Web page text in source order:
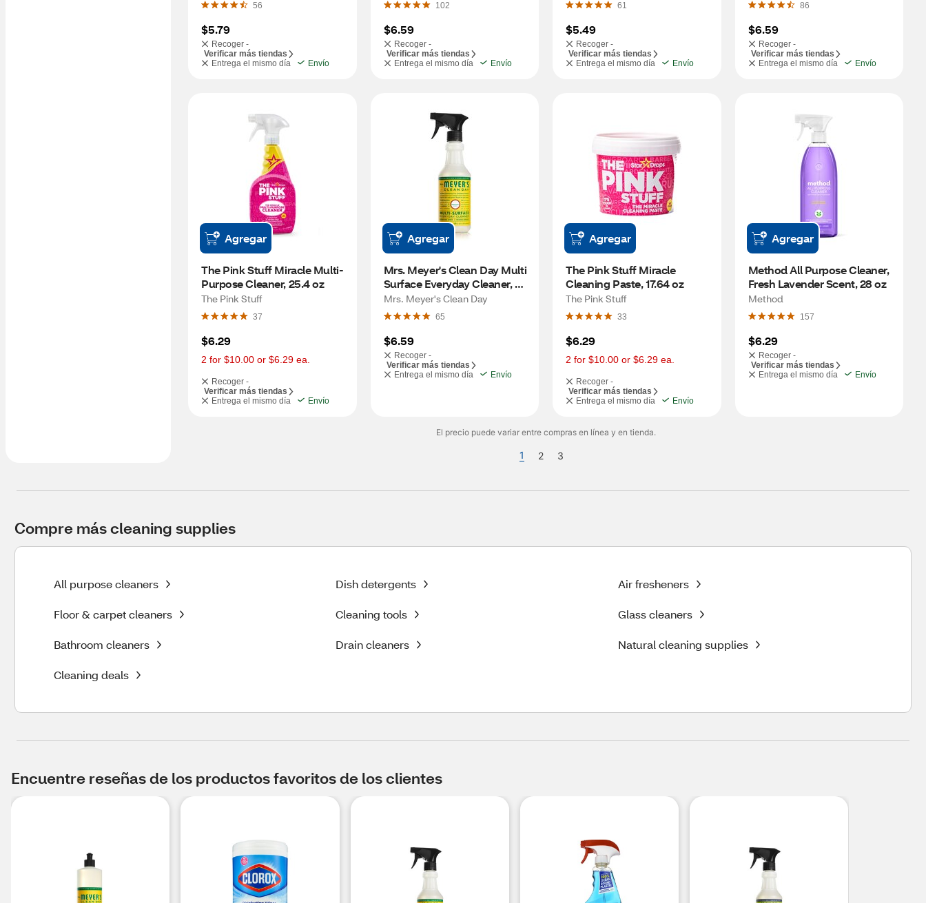
56
$5.79
Recoger -
Verificar más tiendas
Entrega el mismo día
Envío
102
$6.59
Recoger -
Verificar más tiendas
Entrega el mismo día
Envío
61
$5.49
Recoger -
Verificar más tiendas
Entrega el mismo día
Envío
86
$6.59
Recoger -
Verificar más tiendas
Entrega el mismo día
Envío
Agregar
The Pink Stuff Miracle Multi-
Purpose Cleaner, 25.4 oz
The Pink Stuff
37
$6.29
2 for $10.00 or $6.29 ea.
Recoger -
Verificar más tiendas
Entrega el mismo día
Envío
Agregar
Mrs. Meyer's Clean Day Multi
Surface Everyday Cleaner,
Honeysuckle Scent, 16 oz
Mrs. Meyer's Clean Day
65
$6.59
Recoger -
Verificar más tiendas
Entrega el mismo día
Envío
Agregar
The Pink Stuff Miracle
Cleaning Paste, 17.64 oz
The Pink Stuff
33
$6.29
2 for $10.00 or $6.29 ea.
Recoger -
Verificar más tiendas
Entrega el mismo día
Envío
Agregar
Method All Purpose Cleaner,
Fresh Lavender Scent, 28 oz
Method
157
$6.29
Recoger -
Verificar más tiendas
Entrega el mismo día
Envío
El precio puede variar entre compras en línea y en tienda.
1 2 3
Compre más cleaning supplies
All purpose cleaners Dish detergents Air fresheners
Floor & carpet cleaners Cleaning tools Glass cleaners
Bathroom cleaners Drain cleaners Natural cleaning supplies
Cleaning deals
Encuentre reseñas de los productos favoritos de los clientes